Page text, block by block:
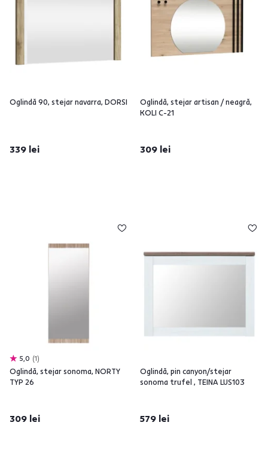
Oglindă 90, stejar navarra, DORSI
339 lei
Oglindă, stejar artisan / neagră,
KOLI C-21
309 lei
5,0 1
Oglindă, stejar sonoma, NORTY
TYP 26
309 lei
Oglindă, pin canyon/stejar
sonoma trufel , TEINA LUS103
579 lei